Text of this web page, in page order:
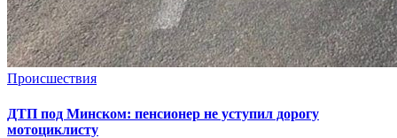
Происшествия
ДТП под Минском: пенсионер не уступил дорогу
мотоциклисту